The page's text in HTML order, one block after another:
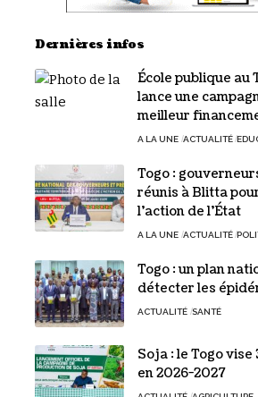
Dernières infos
École publique au
lance une
meilleur
A LA UNE ACTUALITÉ
Togo :
réunis à Blitta
l’action de l’État
A LA UNE ACTUALITÉ
Togo : un plan
détecter les
ACTUALITÉ SANTÉ
Soja : le Togo
en 2026-2027